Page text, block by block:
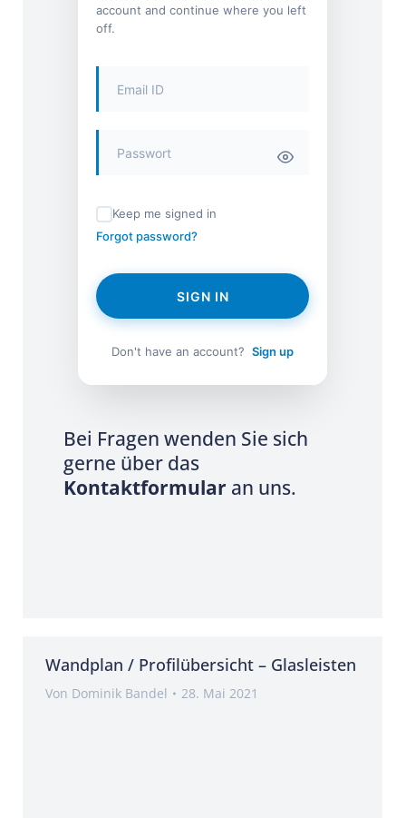
account and continue where you left
off.
Keep me signed in
Forgot password?
SIGN IN
Don't have an account? Sign up
Bei Fragen wenden Sie sich
gerne über das
Kontaktformular an uns.
Wandplan / Profilübersicht – Glasleisten
Von Dominik Bandel 28. Mai 2021